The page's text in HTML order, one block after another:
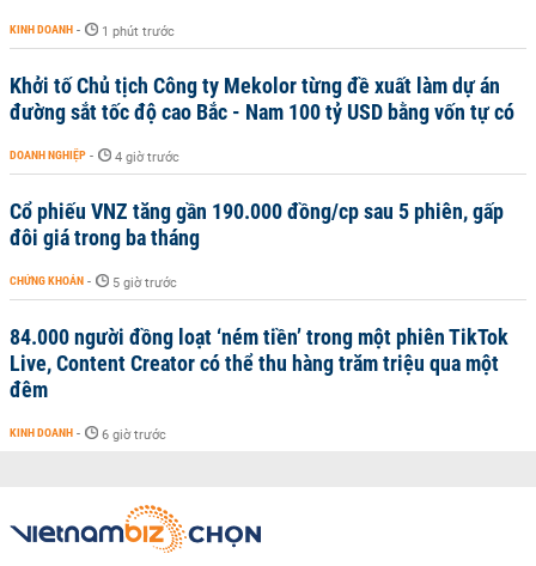
KINH DOANH - 1 phút trước
Khởi tố Chủ tịch Công ty Mekolor từng đề xuất làm dự án
đường sắt tốc độ cao Bắc - Nam 100 tỷ USD bằng vốn tự có
DOANH NGHIỆP - 4 giờ trước
Cổ phiếu VNZ tăng gần 190.000 đồng/cp sau 5 phiên, gấp
đôi giá trong ba tháng
CHỨNG KHOÁN - 5 giờ trước
84.000 người đồng loạt ‘ném tiền’ trong một phiên TikTok
Live, Content Creator có thể thu hàng trăm triệu qua một
đêm
KINH DOANH - 6 giờ trước